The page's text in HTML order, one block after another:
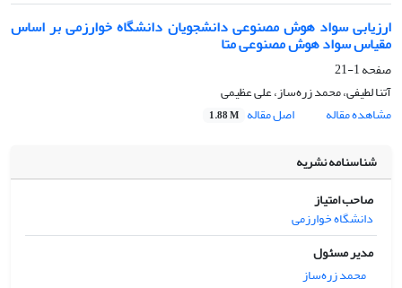
ارزیابی سواد هوش مصنوعی دانشجویان دانشگاه خوارزمی بر اساس
مقیاس سواد هوش مصنوعی متا
صفحه1-21
آتنا لطیفی، محمد زره‌ساز، علی عظیمی
مشاهده مقاله
اصل مقاله 1.88 M
شناسنامه نشریه
صاحب امتیاز
دانشگاه خوارزمی
مدیر مسئول
محمد زره‌ساز